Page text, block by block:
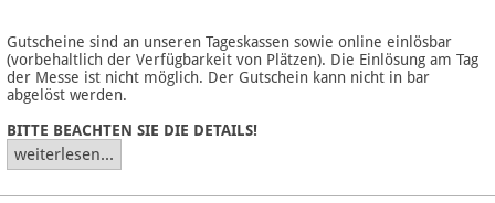
Gutscheine sind an unseren Tageskassen sowie online einlösbar
(vorbehaltlich der Verfügbarkeit von Plätzen). Die Einlösung am Tag
der Messe ist nicht möglich. Der Gutschein kann nicht in bar
abgelöst werden.
BITTE BEACHTEN SIE DIE DETAILS!
weiterlesen...